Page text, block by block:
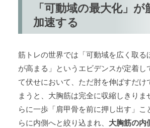
「可動域の最大化」が
加速する
筋トレの世界では「可動域を広く取る
が高まる」というエビデンスが定着し
て伏せにおいて、ただ肘を伸ばすだけ
まうと、大胸筋は完全に収縮しきりま
らに一歩「肩甲骨を前に押し出す」こ
らに内側へと絞り込まれ、 大胸筋の内